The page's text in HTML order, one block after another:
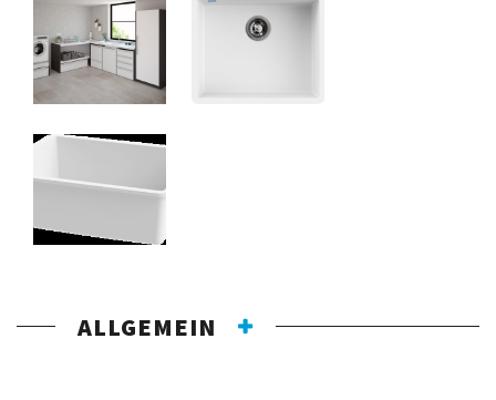
ALLGEMEIN